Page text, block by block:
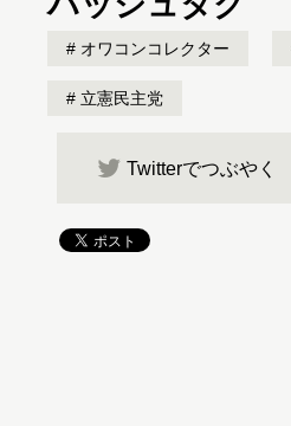
オワコンコレクター
立憲民主党
Twitterでつぶやく